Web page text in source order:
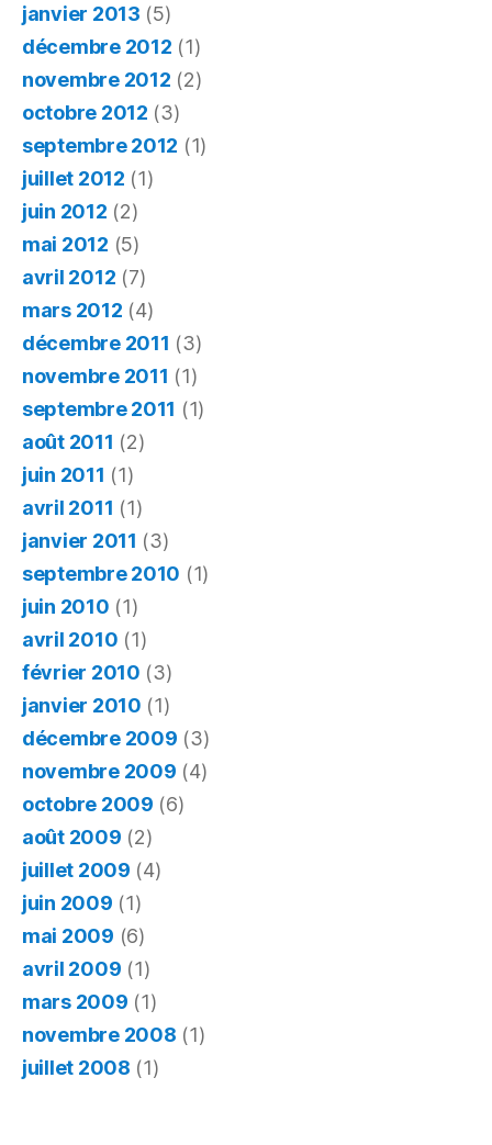
janvier 2013 (5)
décembre 2012 (1)
novembre 2012 (2)
octobre 2012 (3)
septembre 2012 (1)
juillet 2012 (1)
juin 2012 (2)
mai 2012 (5)
avril 2012 (7)
mars 2012 (4)
décembre 2011 (3)
novembre 2011 (1)
septembre 2011 (1)
août 2011 (2)
juin 2011 (1)
avril 2011 (1)
janvier 2011 (3)
septembre 2010 (1)
juin 2010 (1)
avril 2010 (1)
février 2010 (3)
janvier 2010 (1)
décembre 2009 (3)
novembre 2009 (4)
octobre 2009 (6)
août 2009 (2)
juillet 2009 (4)
juin 2009 (1)
mai 2009 (6)
avril 2009 (1)
mars 2009 (1)
novembre 2008 (1)
juillet 2008 (1)